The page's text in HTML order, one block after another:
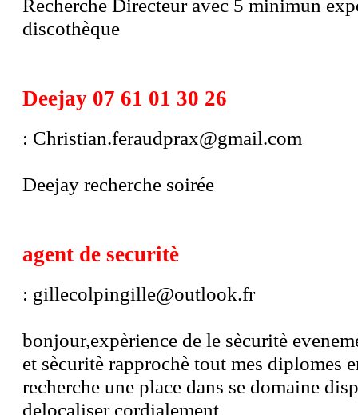
Recherche Directeur avec 5 minimun
discothèque
Deejay 07 61 01 30 26
: Christian.feraudprax@gmail.com
Deejay recherche soirée
agent de securitè
: gillecolpingille@outlook.fr
bonjour,expèrience de le sècuritè
et sècuritè rapprochè tout mes diplomes
recherche une place dans se domaine
delocaliser cordialement